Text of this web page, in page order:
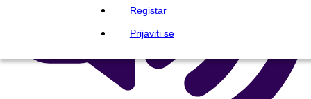
Registar
Prijaviti se